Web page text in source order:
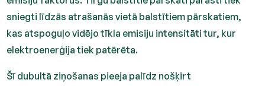
sniegti līdzās atrašanās vietā balstītiem pārskatiem,
kas atspoguļo vidējo tīkla emisiju intensitāti tur, kur
elektroenerģija tiek patērēta.
Šī dubultā ziņošanas pieeja palīdz nošķirt